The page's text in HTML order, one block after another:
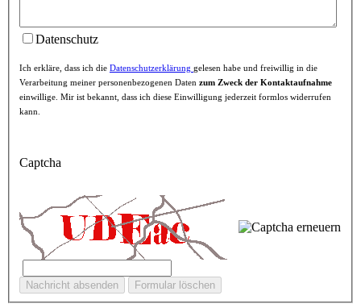
Datenschutz
Ich erkläre, dass ich die Datenschutzerklärung gelesen habe und freiwillig in die
Verarbeitung meiner personenbezogenen Daten zum Zweck der Kontaktaufnahme
einwillige. Mir ist bekannt, dass ich diese Einwilligung jederzeit formlos widerrufen
kann.
Captcha